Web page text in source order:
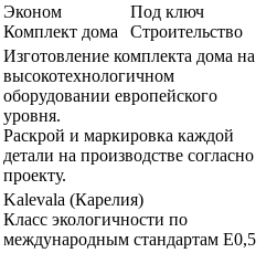
Эконом
Комплект дома
Под ключ
Строительство
Изготовление комплекта дома на
высокотехнологичном
оборудовании европейского
уровня.
Раскрой и маркировка каждой
детали на производстве согласно
проекту.
Kalevala (Карелия)
Класс экологичности по
международным стандартам Е0,5